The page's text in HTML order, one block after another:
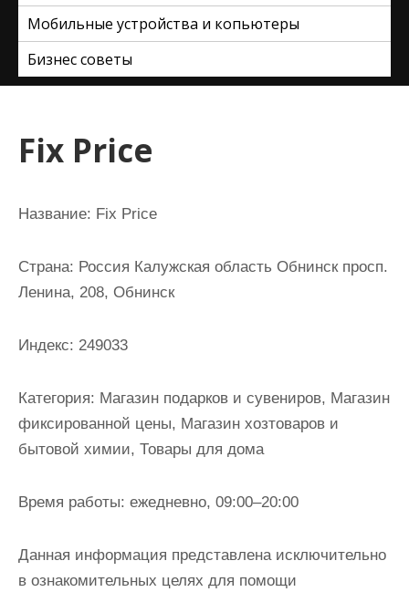
Мобильные устройства и копьютеры
Бизнес советы
Fix Price
Название: Fix Price
Страна: Россия Калужская область Обнинск просп.
Ленина, 208, Обнинск
Индекс: 249033
Категория: Магазин подарков и сувениров, Магазин
фиксированной цены, Магазин хозтоваров и
бытовой химии, Товары для дома
Время работы: ежедневно, 09:00–20:00
Данная информация представлена исключительно
в ознакомительных целях для помощи